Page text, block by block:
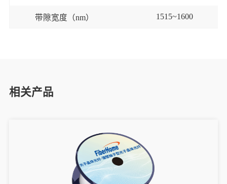
带隙宽度（nm） 1515~1600
相关产品